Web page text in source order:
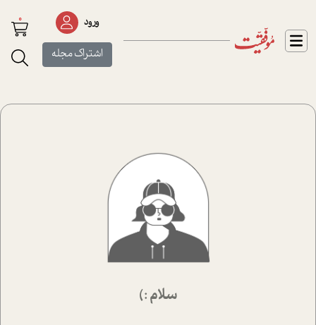
ورود
اشتراک مجله
0
سلام :)